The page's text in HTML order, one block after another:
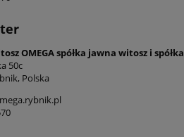
OMEGA spółka jawna witosz i spółka
50c
Polska